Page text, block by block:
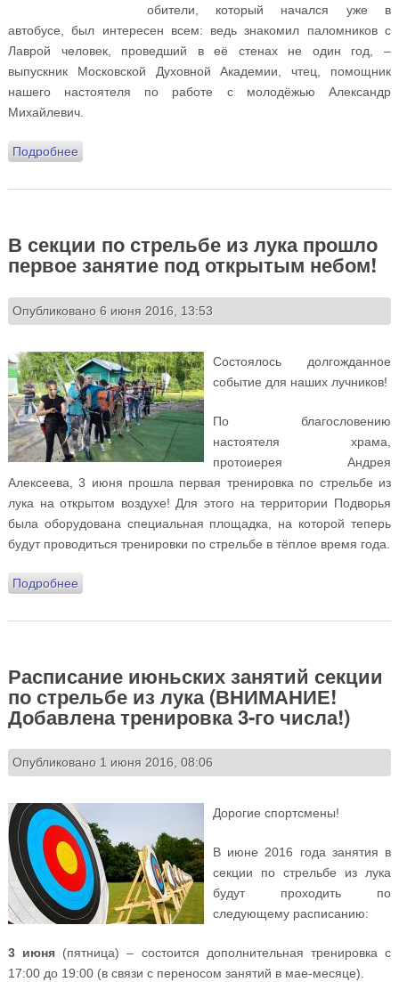
обители, который начался уже в
автобусе, был интересен всем: ведь знакомил паломников с
Лаврой человек, проведший в её стенах не один год, –
выпускник Московской Духовной Академии, чтец, помощник
нашего настоятеля по работе с молодёжью Александр
Михайлевич.
Подробнеео К преподобному Сергию: поездка тренерского
Лавру
В секции по стрельбе из лука прошло
первое занятие под открытым небом!
Опубликовано 6 июня 2016, 13:53
Состоялось долгожданное
событие для наших лучников!
По благословению
настоятеля храма,
протоиерея Андрея
Алексеева, 3 июня прошла первая тренировка по стрельбе из
лука на открытом воздухе! Для этого на территории Подворья
была оборудована специальная площадка, на которой теперь
будут проводиться тренировки по стрельбе в тёплое время года.
Подробнеео В секции по стрельбе из лука прошло первое
Расписание июньских занятий секции
по стрельбе из лука (ВНИМАНИЕ!
Добавлена тренировка 3-го числа!)
Опубликовано 1 июня 2016, 08:06
Дорогие спортсмены!
В июне 2016 года занятия в
секции по стрельбе из лука
будут проходить по
следующему расписанию:
3 июня (пятница) – состоится дополнительная тренировка с
17:00 до 19:00 (в связи с переносом занятий в мае-месяце).